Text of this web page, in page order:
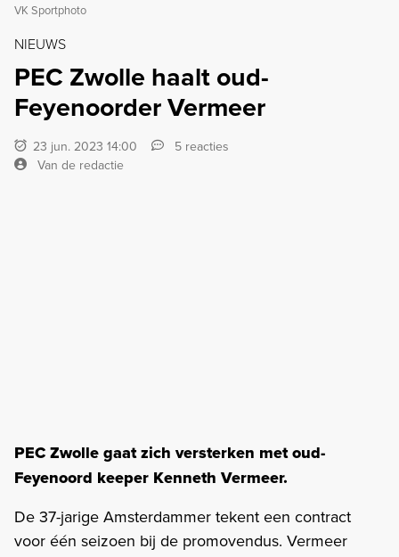
VK Sportphoto
NIEUWS
PEC Zwolle haalt oud-
Feyenoorder Vermeer
23 jun. 2023 14:00
5 reacties
Van de redactie
PEC Zwolle gaat zich versterken met oud-
Feyenoord keeper Kenneth Vermeer.
De 37-jarige Amsterdammer tekent een contract
voor één seizoen bij de promovendus. Vermeer